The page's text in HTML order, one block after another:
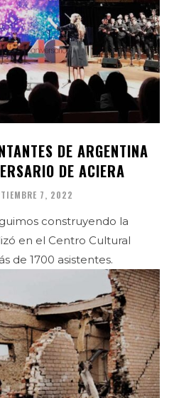
DE ARGENTINA
DE ACIERA
7, 2022
construyendo la
en el Centro Cultural
de 1700 asistentes.